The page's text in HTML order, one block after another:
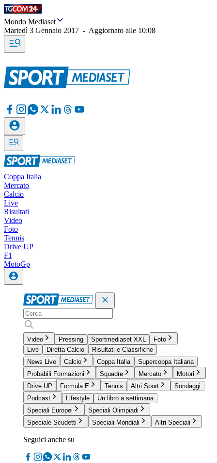
Mondo Mediaset
Martedì 3 Gennaio 2017 - Aggiornato alle 10:08
Coppa Italia
Mercato
Calcio
Live
Risultati
Video
Foto
Tennis
Drive UP
F1
MotoGp
Video Pressing Sportmediaset XXL
Foto
Live
Diretta Calcio
Risultati e Classifiche
News Live
Calcio Coppa Italia
Supercoppa Italiana
Probabili Formazioni
Squadre Mercato
Motori
Drive UP
Formula E Tennis Altri Sport
Sondaggi
Podcast
Lifestyle
Un libro a settimana
Speciali Europei
Speciali Olimpiadi
Speciale Scudetti
Speciali Mondiali Altri Speciali
Seguici anche su